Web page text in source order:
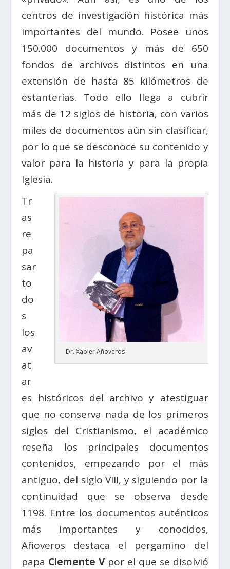
centros de investigación histórica más
importantes del mundo. Posee unos
150.000 documentos y más de 650
fondos de archivos distintos en una
extensión de hasta 85 kilómetros de
estanterías. Todo ello llega a cubrir
más de 12 siglos de historia, con varios
miles de documentos aún sin clasificar,
por lo que se desconoce su contenido y
valor para la historia y para la propia
Iglesia.
Dr. Xabier Añoveros
Tr
as
re
pa
sar
to
do
s
los
av
at
ar
es históricos del archivo y atestiguar
que no conserva nada de los primeros
siglos del Cristianismo, el académico
reseña los principales documentos
contenidos, empezando por el más
antiguo, del siglo VIII, y siguiendo por la
continuidad que se observa desde
1198. Entre los documentos auténticos
más importantes y conocidos,
Añoveros destaca el pergamino del
papa Clemente Vpor el que se disolvió